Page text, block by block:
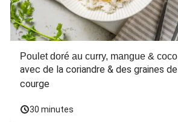
Poulet doré au curry, mangue & coco
avec de la coriandre & des graines de
courge
30 minutes